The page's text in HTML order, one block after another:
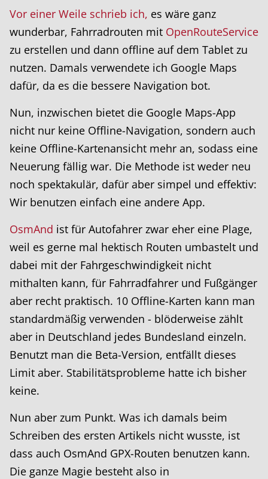
Vor einer Weile schrieb ich, es wäre ganz
wunderbar, Fahrradrouten mit OpenRouteService
zu erstellen und dann offline auf dem Tablet zu
nutzen. Damals verwendete ich Google Maps
dafür, da es die bessere Navigation bot.
Nun, inzwischen bietet die Google Maps-App
nicht nur keine Offline-Navigation, sondern auch
keine Offline-Kartenansicht mehr an, sodass eine
Neuerung fällig war. Die Methode ist weder neu
noch spektakulär, dafür aber simpel und effektiv:
Wir benutzen einfach eine andere App.
OsmAnd ist für Autofahrer zwar eher eine Plage,
weil es gerne mal hektisch Routen umbastelt und
dabei mit der Fahrgeschwindigkeit nicht
mithalten kann, für Fahrradfahrer und Fußgänger
aber recht praktisch. 10 Offline-Karten kann man
standardmäßig verwenden - blöderweise zählt
aber in Deutschland jedes Bundesland einzeln.
Benutzt man die Beta-Version, entfällt dieses
Limit aber. Stabilitätsprobleme hatte ich bisher
keine.
Nun aber zum Punkt. Was ich damals beim
Schreiben des ersten Artikels nicht wusste, ist
dass auch OsmAnd GPX-Routen benutzen kann.
Die ganze Magie besteht also in